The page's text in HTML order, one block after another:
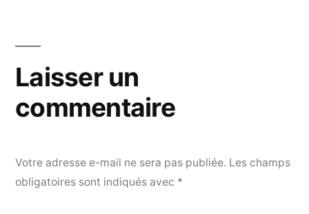
Laisser un
commentaire
Votre adresse e-mail ne sera pas publiée. Les champs
obligatoires sont indiqués avec *